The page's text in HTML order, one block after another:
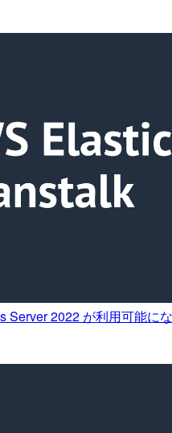
Server 2022 が利用可能